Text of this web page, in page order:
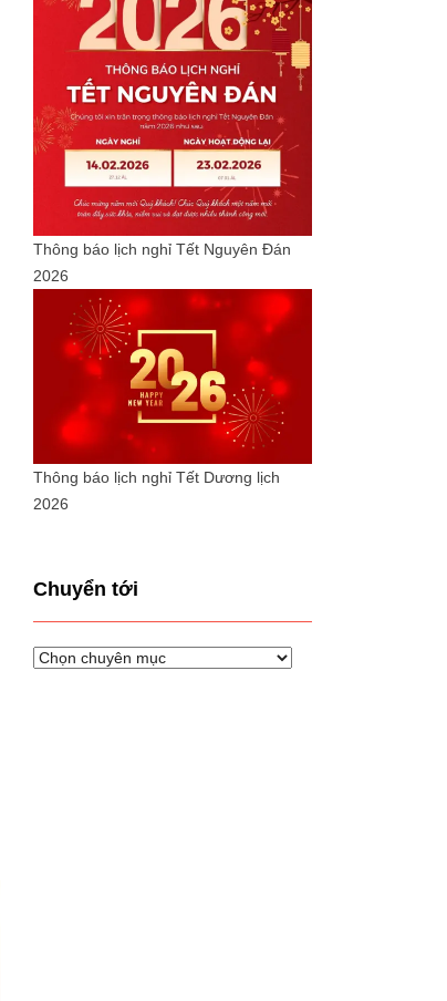
Thông báo lịch nghỉ Tết Nguyên Đán
2026
Thông báo lịch nghỉ Tết Dương lịch
2026
Chuyển tới
Chuyển